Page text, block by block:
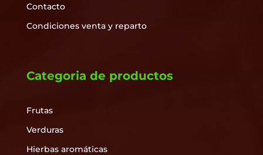
Contacto
Condiciones venta y reparto
Categoria de productos
Frutas
Verduras
Hierbas aromáticas